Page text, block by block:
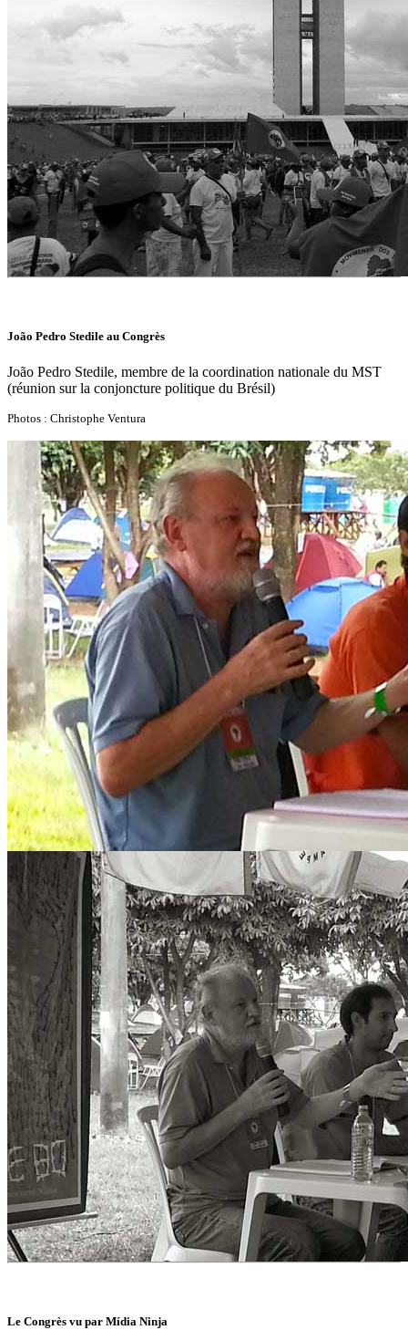
João Pedro Stedile au Congrès
João Pedro Stedile, membre de la coordination nationale du MST
(réunion sur la conjoncture politique du Brésil)
Photos : Christophe Ventura
Le Congrès vu par Mídia Ninja